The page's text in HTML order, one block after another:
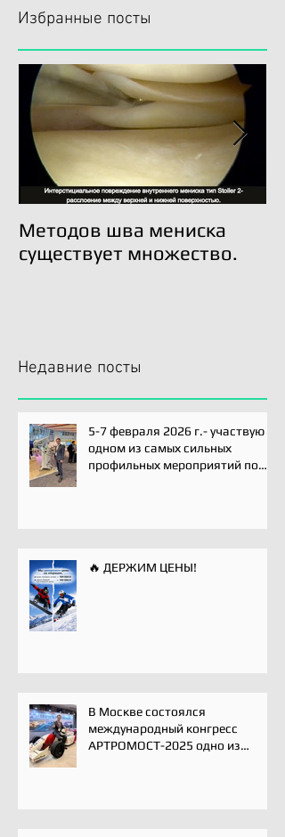
Избранные посты
Методов шва мениска
существует множество.
Недавние посты
5-7 февраля 2026 г.- участвую
одном из самых сильных
профильных мероприятий по
🔥 ДЕРЖИМ ЦЕНЫ!
В Москве состоялся
международный конгресс
АРТРОМОСТ-2025 одно из